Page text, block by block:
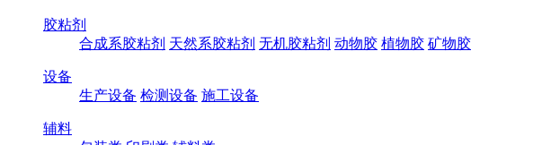
胶粘剂
合成系胶粘剂 天然系胶粘剂 无机胶粘剂 动物胶 植物胶 矿物胶
设备
生产设备 检测设备 施工设备
辅料